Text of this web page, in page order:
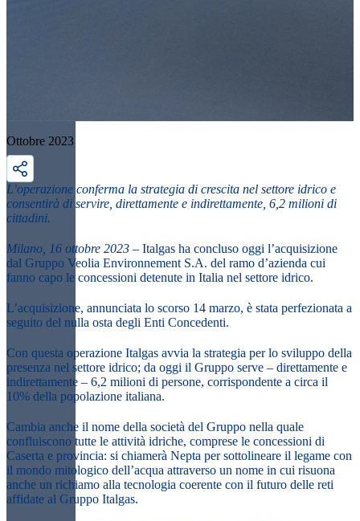
Ottobre 2023
L’operazione conferma la strategia di crescita nel settore idrico e
consentirà di servire, direttamente e indirettamente, 6,2 milioni di
cittadini.
Milano, 16 ottobre 2023 – Italgas ha concluso oggi l’acquisizione
dal Gruppo Veolia Environnement S.A. del ramo d’azienda cui
fanno capo le concessioni detenute in Italia nel settore idrico.
L’acquisizione, annunciata lo scorso 14 marzo, è stata perfezionata a
seguito del nulla osta degli Enti Concedenti.
Con questa operazione Italgas avvia la strategia per lo sviluppo della
presenza nel settore idrico; da oggi il Gruppo serve – direttamente e
indirettamente – 6,2 milioni di persone, corrispondente a circa il
10% della popolazione italiana.
Cambia anche il nome della società del Gruppo nella quale
confluiscono tutte le attività idriche, comprese le concessioni di
Caserta e provincia: si chiamerà Nepta per sottolineare il legame con
il mondo mitologico dell’acqua attraverso un nome in cui risuona
anche un richiamo alla tecnologia coerente con il futuro delle reti
affidate al Gruppo Italgas.